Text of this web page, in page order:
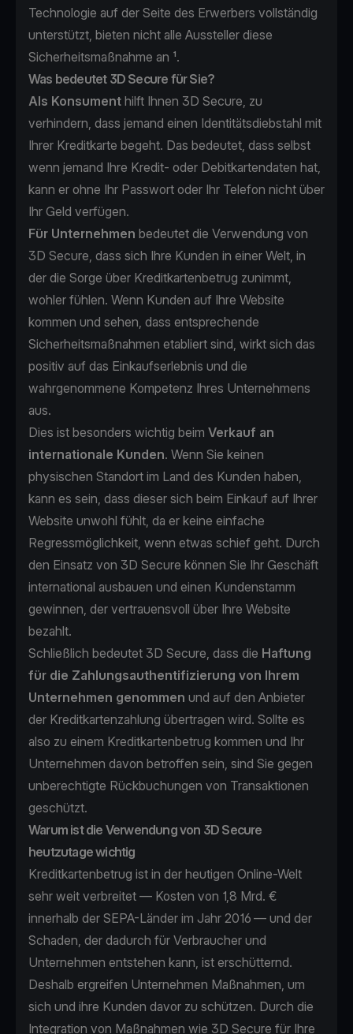
Technologie auf der Seite des Erwerbers vollständig
unterstützt, bieten nicht alle Aussteller diese
Sicherheitsmaßnahme an ¹.
Was bedeutet 3D Secure für Sie?
Als Konsument hilft Ihnen 3D Secure, zu
verhindern, dass jemand einen Identitätsdiebstahl mit
Ihrer Kreditkarte begeht. Das bedeutet, dass selbst
wenn jemand Ihre Kredit- oder Debitkartendaten hat,
kann er ohne Ihr Passwort oder Ihr Telefon nicht über
Ihr Geld verfügen.
Für Unternehmen bedeutet die Verwendung von
3D Secure, dass sich Ihre Kunden in einer Welt, in
der die Sorge über Kreditkartenbetrug zunimmt,
wohler fühlen. Wenn Kunden auf Ihre Website
kommen und sehen, dass entsprechende
Sicherheitsmaßnahmen etabliert sind, wirkt sich das
positiv auf das Einkaufserlebnis und die
wahrgenommene Kompetenz Ihres Unternehmens
aus.
Dies ist besonders wichtig beim Verkauf an
internationale Kunden. Wenn Sie keinen
physischen Standort im Land des Kunden haben,
kann es sein, dass dieser sich beim Einkauf auf Ihrer
Website unwohl fühlt, da er keine einfache
Regressmöglichkeit, wenn etwas schief geht. Durch
den Einsatz von 3D Secure können Sie Ihr Geschäft
international ausbauen und einen Kundenstamm
gewinnen, der vertrauensvoll über Ihre Website
bezahlt.
Schließlich bedeutet 3D Secure, dass die Haftung
für die Zahlungsauthentifizierung von Ihrem
Unternehmen genommen und auf den Anbieter
der Kreditkartenzahlung übertragen wird. Sollte es
also zu einem Kreditkartenbetrug kommen und Ihr
Unternehmen davon betroffen sein, sind Sie gegen
unberechtigte Rückbuchungen von Transaktionen
geschützt.
Warum ist die Verwendung von 3D Secure
heutzutage wichtig
Kreditkartenbetrug ist in der heutigen Online-Welt
sehr weit verbreitet — Kosten von 1,8 Mrd. €
innerhalb der SEPA-Länder im Jahr 2016 — und der
Schaden, der dadurch für Verbraucher und
Unternehmen entstehen kann, ist erschütternd.
Deshalb ergreifen Unternehmen Maßnahmen, um
sich und ihre Kunden davor zu schützen. Durch die
Integration von Maßnahmen wie 3D Secure für Ihre